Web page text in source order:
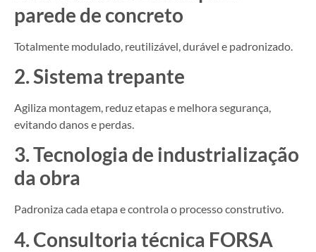
parede de concreto
Totalmente modulado, reutilizável, durável e padronizado.
2. Sistema trepante
Agiliza montagem, reduz etapas e melhora segurança,
evitando danos e perdas.
3. Tecnologia de industrialização
da obra
Padroniza cada etapa e controla o processo construtivo.
4. Consultoria técnica FORSA